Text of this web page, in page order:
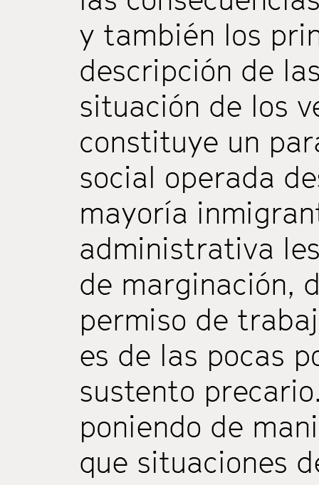
y también los
descripción de
situación de los
constituye un
social operada
mayoría
administrativa
de marginación,
permiso de
es de las pocas
sustento
poniendo de
que situaciones